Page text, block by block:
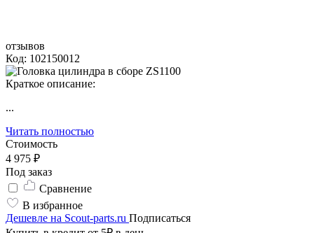
отзывов
Код: 102150012
Краткое описание:
...
Читать полностью
Стоимость
4 975 ₽
Под заказ
Сравнение
В избранное
Дешевле на Scout-parts.ru Подписаться